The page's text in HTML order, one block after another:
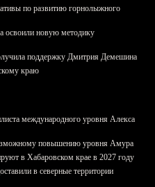
по развитию горнолыжного
освоили новую методику
поддержку Дмитрия Демешина
краю
международного уровня Алекса
повышению уровня Амура
в Хабаровском крае в 2027 году
в северные территории